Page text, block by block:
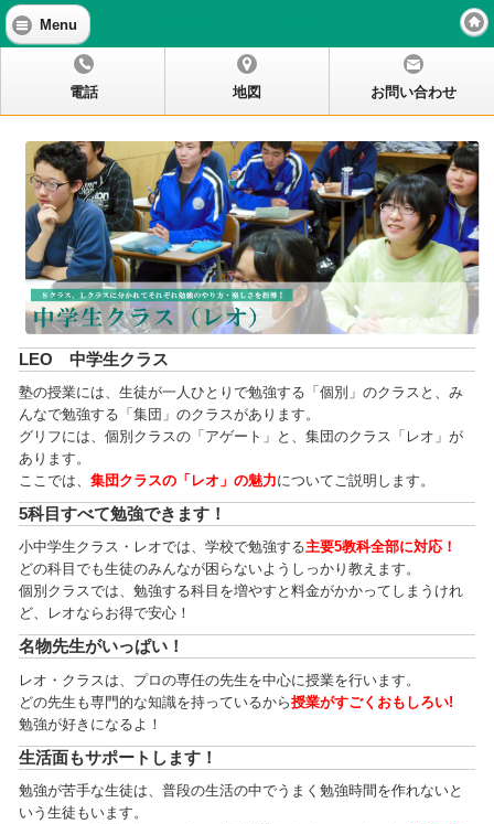
Menu
電話 地図 お問い合わせ
LEO 中学生クラス
塾の授業には、生徒が一人ひとりで勉強する「個別」のクラスと、み
んなで勉強する「集団」のクラスがあります。
グリフには、個別クラスの「アゲート」と、集団のクラス「レオ」が
あります。
ここでは、 集団クラスの「レオ」の魅力についてご説明します。
5科目すべて勉強できます！
小中学生クラス・レオでは、学校で勉強する主要5教科全部に対応！
どの科目でも生徒のみんなが困らないようしっかり教えます。
個別クラスでは、勉強する科目を増やすと料金がかかってしまうけれ
ど、レオならお得で安心！
名物先生がいっぱい！
レオ・クラスは、プロの専任の先生を中心に授業を行います。
どの先生も専門的な知識を持っているから授業がすごくおもしろい!
勉強が好きになるよ！
生活面もサポートします！
勉強が苦手な生徒は、普段の生活の中でうまく勉強時間を作れないと
いう生徒もいます。